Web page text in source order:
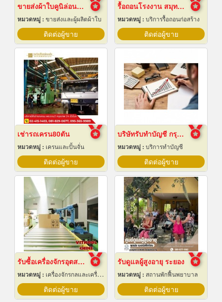
ขายส่งผ้าใบคูนิล่อนยกม้วนราคาส่ง
หมวดหมู่ : ขายส่งและผู้ผลิตผ้าใบ
ติดต่อผู้ขาย
รื้อถอนโรงงาน สมุทรปราการ
หมวดหมู่ : บริการรื้อถอนก่อสร้าง
ติดต่อผู้ขาย
เช่ารถเครน80ตัน
หมวดหมู่ : เครนและปั้นจั่น
ติดต่อผู้ขาย
บริษัทรับทำบัญชี กรุงเทพ
หมวดหมู่ : บริการทำบัญชี
ติดต่อผู้ขาย
รับซื้อเครื่องจักรอุตสาหกรรมมือสอง
หมวดหมู่ : เครื่องจักรกลและเครื่องมือกล
ติดต่อผู้ขาย
รับดูแลผู้สูงอายุ ระยอง
หมวดหมู่ : สถานพักฟื้นพยาบาล
ติดต่อผู้ขาย